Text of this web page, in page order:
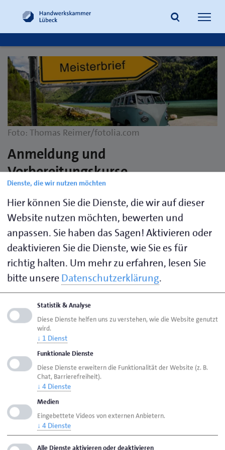
Suche
Foto: Thomas Reimer/fotolia.com
Anmeldung und
Vorbereitungskurse
Formulare, um sich erfolgreich zur Meisterprüfung
anzumelden sowie an Meistervorbereitungskursen
teilzunehmen.
Anmeldung
Vorbereitungskurse
Seite empfehlen
Seite drucken
Seite aktualisiert am 23. Juli 2026
HWK Lübeck
Der Weg zum Meister
Anmeldung und Vorbereitungskurse
Dienste, die wir nutzen möchten
Hier können Sie die Dienste, die wir auf dieser
Website nutzen möchten, bewerten und
anpassen. Sie haben das Sagen! Aktivieren oder
deaktivieren Sie die Dienste, wie Sie es für
richtig halten. Um mehr zu erfahren, lesen Sie
bitte unsereDatenschutzerklärung.
Statistik & Analyse
Diese Dienste helfen uns zu verstehen, wie die Website genutzt
wird.
↓ 1 Dienst
Funktionale Dienste
Diese Dienste erweitern die Funktionalität der Website (z. B.
Chat, Barrierefreiheit).
↓ 4 Dienste
Medien
Eingebettete Videos von externen Anbietern.
↓ 4 Dienste
Alle Dienste aktivieren oder deaktivieren